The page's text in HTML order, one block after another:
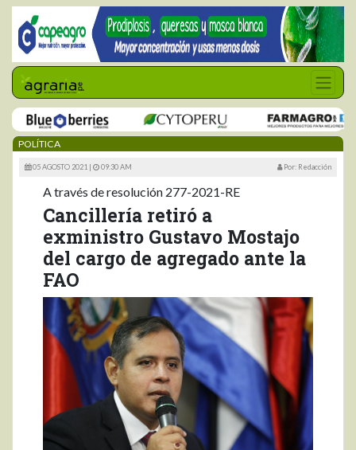
POLÍTICA
05 AGOSTO 2021 | 09:30 AM Por: Redacción
A través de resolución 277-2021-RE
Cancillería retiró a
exministro Gustavo Mostajo
del cargo de agregado ante la
FAO